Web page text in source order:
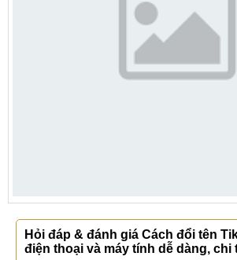
Hỏi đáp & đánh giá Cách đổi tên
điện thoại và máy tính dễ dàng, chi